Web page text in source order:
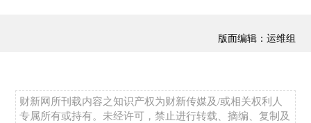
版面编辑：运维组
财新网所刊载内容之知识产权为财新传媒及/或相关权利人
专属所有或持有。未经许可，禁止进行转载、摘编、复制及